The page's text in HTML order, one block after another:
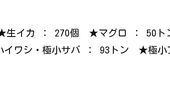
★生イカ ： 270個 ★マグロ ： 50
イワシ・極小サバ ： 93トン ★極